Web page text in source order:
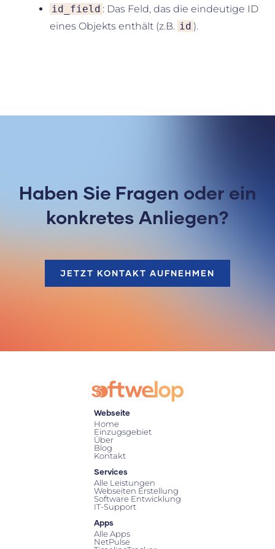
id_field : Das Feld, das die eindeutige ID
eines Objekts enthält (z.B. id ).
Haben Sie Fragen oder ein
konkretes Anliegen?
JETZT KONTAKT AUFNEHMEN
Webseite
Home
Einzugsgebiet
Über
Blog
Kontakt
Services
Alle Leistungen
Webseiten Erstellung
Software Entwicklung
IT-Support
Apps
Alle Apps
NetPulse